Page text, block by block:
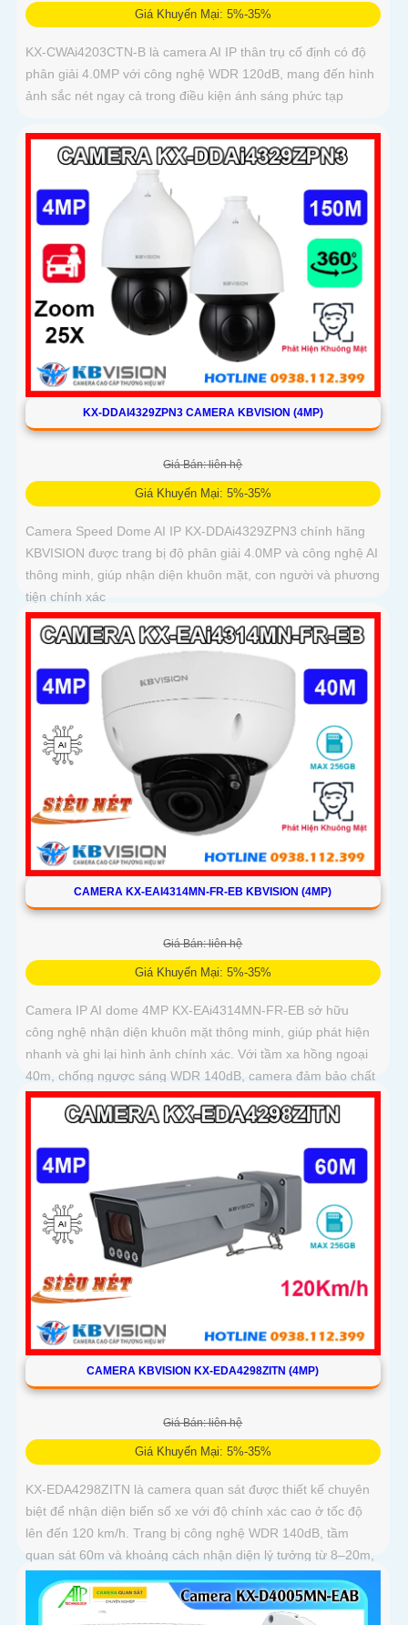
Giá Khuyến Mại: 5%-35%
KX-CWAi4203CTN-B là camera AI IP thân trụ cố định có độ
phân giải 4.0MP với công nghệ WDR 120dB, mang đến hình
ảnh sắc nét ngay cả trong điều kiện ánh sáng phức tạp
KX-DDAI4329ZPN3 CAMERA KBVISION (4MP)
Giá Bán: liên hệ
Giá Khuyến Mại: 5%-35%
Camera Speed Dome AI IP KX-DDAi4329ZPN3 chính hãng
KBVISION được trang bị độ phân giải 4.0MP và công nghệ AI
thông minh, giúp nhận diện khuôn mặt, con người và phương
tiện chính xác
CAMERA KX-EAI4314MN-FR-EB KBVISION (4MP)
Giá Bán: liên hệ
Giá Khuyến Mại: 5%-35%
Camera IP AI dome 4MP KX-EAi4314MN-FR-EB sở hữu
công nghệ nhận diện khuôn mặt thông minh, giúp phát hiện
nhanh và ghi lại hình ảnh chính xác. Với tầm xa hồng ngoại
40m, chống ngược sáng WDR 140dB, camera đảm bảo chất
lượng hình ảnh vượt trội trong mọi điều kiện
CAMERA KBVISION KX-EDA4298ZITN (4MP)
Giá Bán: liên hệ
Giá Khuyến Mại: 5%-35%
KX-EDA4298ZITN là camera quan sát được thiết kế chuyên
biệt để nhận diện biển số xe với độ chính xác cao ở tốc độ
lên đến 120 km/h. Trang bị công nghệ WDR 140dB, tầm
quan sát 60m và khoảng cách nhận diện lý tưởng từ 8–20m,
camera mang đến hình ảnh sắc nét trong mọi điều kiện ánh
sáng